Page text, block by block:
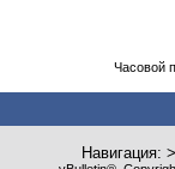
Часовой
Навигация: